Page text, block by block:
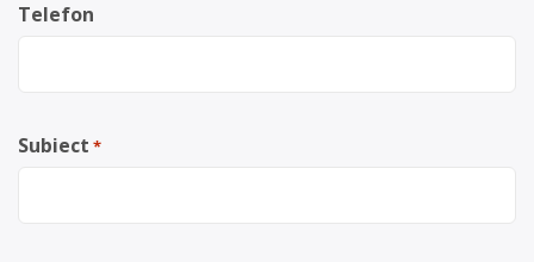
Telefon
Subiect *